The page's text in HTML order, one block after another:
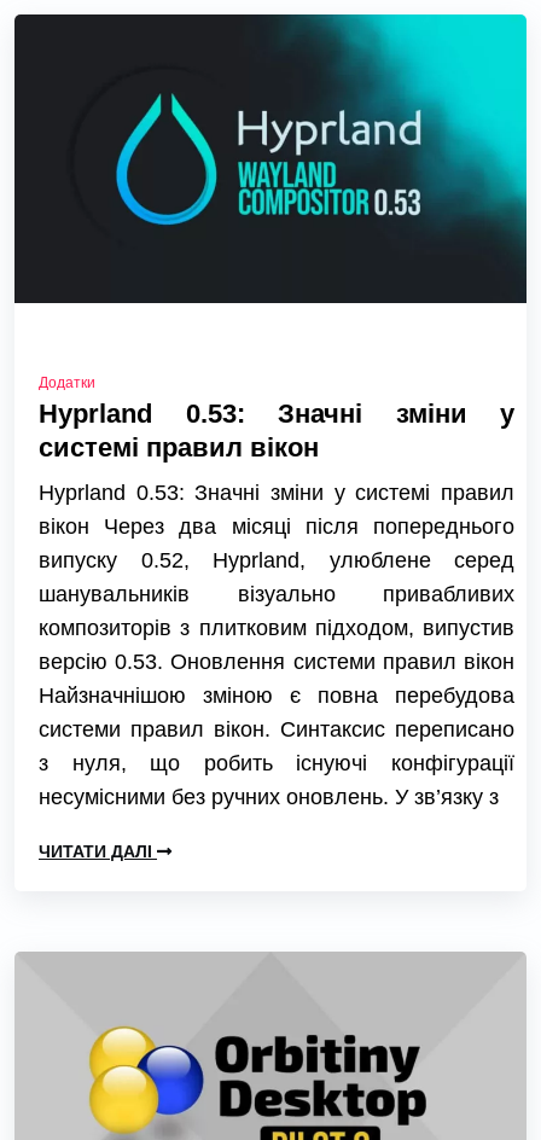
Додатки
Hyprland 0.53: Значні зміни у
системі правил вікон
Hyprland 0.53: Значні зміни у системі правил
вікон Через два місяці після попереднього
випуску 0.52, Hyprland, улюблене серед
шанувальників візуально привабливих
композиторів з плитковим підходом, випустив
версію 0.53. Оновлення системи правил вікон
Найзначнішою зміною є повна перебудова
системи правил вікон. Синтаксис переписано
з нуля, що робить існуючі конфігурації
несумісними без ручних оновлень. У зв’язку з
ЧИТАТИ ДАЛІ